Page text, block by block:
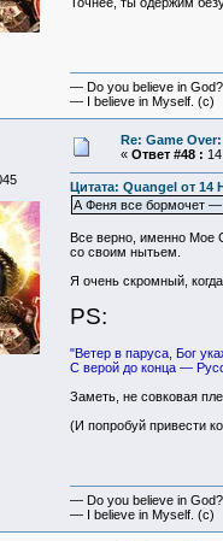
— Do you believe in God?
— I believe in Myself. (c)
Re: Game
« Ответ #48 :
Цитата: Quangel от 14
А Феня все бормочет —
Все верно, именно Мое
со своим нытьем.
Я очень скромный,
PS:
"Ветер в паруса, Бог
С верой до конца —
Заметь, не совковая
(И попробуй привести
— Do you believe in God?
— I believe in Myself. (c)